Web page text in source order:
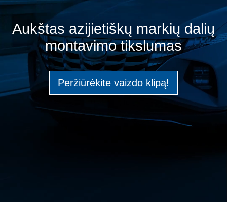
Aukštas azijietiškų markių dalių
montavimo tikslumas
Peržiūrėkite vaizdo klipą!